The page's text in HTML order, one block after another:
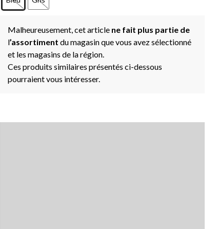
Malheureusement, cet article ne fait plus partie de
l’assortiment du magasin que vous avez sélectionné
et les magasins de la région.
Ces produits similaires présentés ci-dessous
pourraient vous intéresser.